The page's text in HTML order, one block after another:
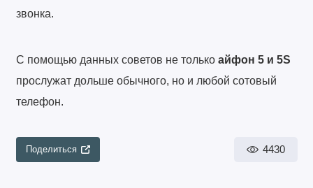
звонка.
С помощью данных советов не только айфон 5 и 5S
прослужат дольше обычного, но и любой сотовый
телефон.
Поделиться 4430